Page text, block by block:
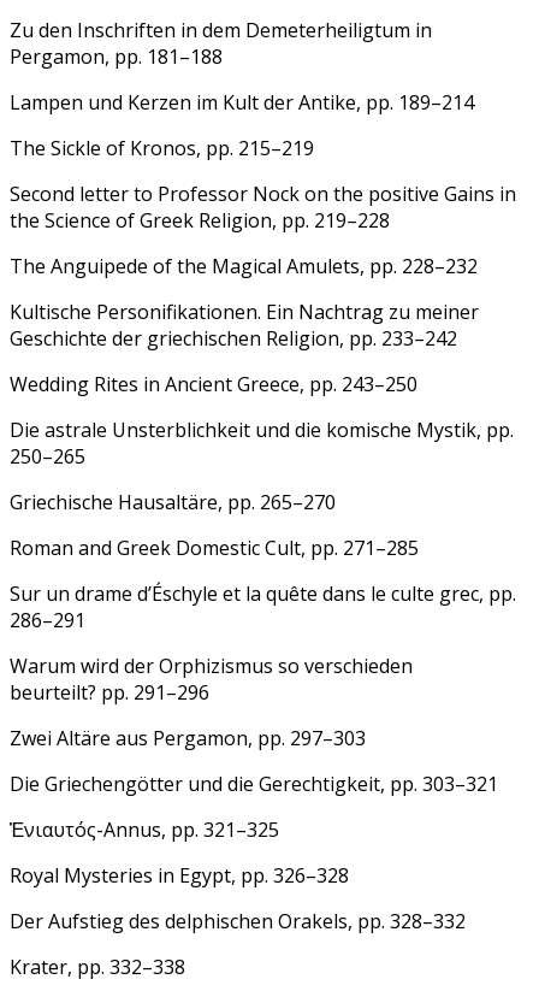
Zu den Inschriften in dem Demeterheiligtum in
Pergamon, pp. 181–188
Lampen und Kerzen im Kult der Antike, pp. 189–214
The Sickle of Kronos, pp. 215–219
Second letter to Professor Nock on the positive Gains in
the Science of Greek Religion, pp. 219–228
The Anguipede of the Magical Amulets, pp. 228–232
Kultische Personifikationen. Ein Nachtrag zu meiner
Geschichte der griechischen Religion, pp. 233–242
Wedding Rites in Ancient Greece, pp. 243–250
Die astrale Unsterblichkeit und die komische Mystik, pp.
250–265
Griechische Hausaltäre, pp. 265–270
Roman and Greek Domestic Cult, pp. 271–285
Sur un drame d’Éschyle et la quête dans le culte grec, pp.
286–291
Warum wird der Orphizismus so verschieden
beurteilt? pp. 291–296
Zwei Altäre aus Pergamon, pp. 297–303
Die Griechengötter und die Gerechtigkeit, pp. 303–321
Ἐνιαυτός-Annus, pp. 321–325
Royal Mysteries in Egypt, pp. 326–328
Der Aufstieg des delphischen Orakels, pp. 328–332
Krater, pp. 332–338